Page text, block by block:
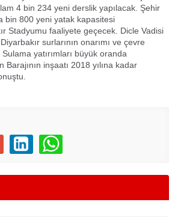
4 bin 234 yeni derslik yapılacak. Şehir
bin 800 yeni yatak kapasitesi
Stadyumu faaliyete geçecek. Dicle Vadisi
surlarının onarımı ve çevre
yatırımları büyük oranda
inşaatı 2018 yılına kadar